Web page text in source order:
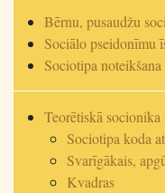
Bērnu, pusaudžu
Sociālo pseidonīmu
Sociotipa
Teorētiskā socionika
Sociotipa koda
Svarīgākais,
Kvadras